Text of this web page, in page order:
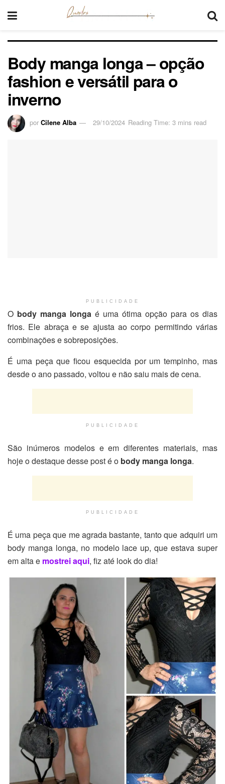
Body manga longa – opção
fashion e versátil para o
inverno
por Cilene Alba 29/10/2024 Reading Time: 3 mins read
PUBLICIDADE
O body manga longa é uma ótima opção para os dias
frios. Ele abraça e se ajusta ao corpo permitindo várias
combinações e sobreposições.
É uma peça que ficou esquecida por um tempinho, mas
desde o ano passado, voltou e não saiu mais de cena.
PUBLICIDADE
São inúmeros modelos e em diferentes materiais, mas
hoje o destaque desse post é o body manga longa.
PUBLICIDADE
É uma peça que me agrada bastante, tanto que adquiri um
body manga longa, no modelo lace up, que estava super
em alta e mostrei aqui, fiz até look do dia!